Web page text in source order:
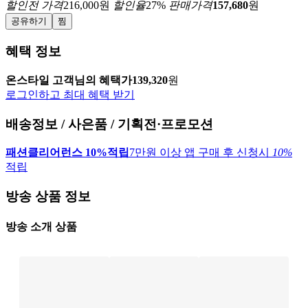
할인전 가격216,000원 할인율27% 판매가격157,680원
공유하기 찜
혜택 정보
온스타일 고객님의 혜택가139,320원
로그인하고 최대 혜택 받기
배송정보 / 사은품 / 기획전·프로모션
패션클리어런스 10%적립7만원 이상 앱 구매 후 신청시
10%
적립
방송 상품 정보
방송 소개 상품